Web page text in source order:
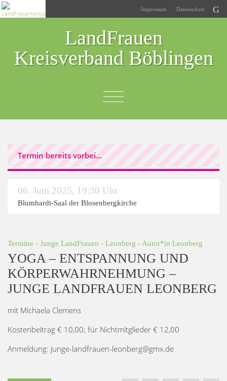
Impressum Datenschutz
LandFrauen
Kreisverband Böblingen
Termin bereits vorbei...
06. Juni 2025, 19:30 Uhr
Blumhardt-Saal der Blosenbergkirche
Termine - Junge LandFrauen - Leonberg - Autor*in Leonberg
YOGA – ENTSPANNUNG UND
KÖRPERWAHRNEHMUNG –
JUNGE LANDFRAUEN LEONBERG
mit Michaela Clemens
Kostenbeitrag € 10,00; für Nichtmitglieder € 12,00
Anmeldung: junge-landfrauen-leonberg@gmx.de